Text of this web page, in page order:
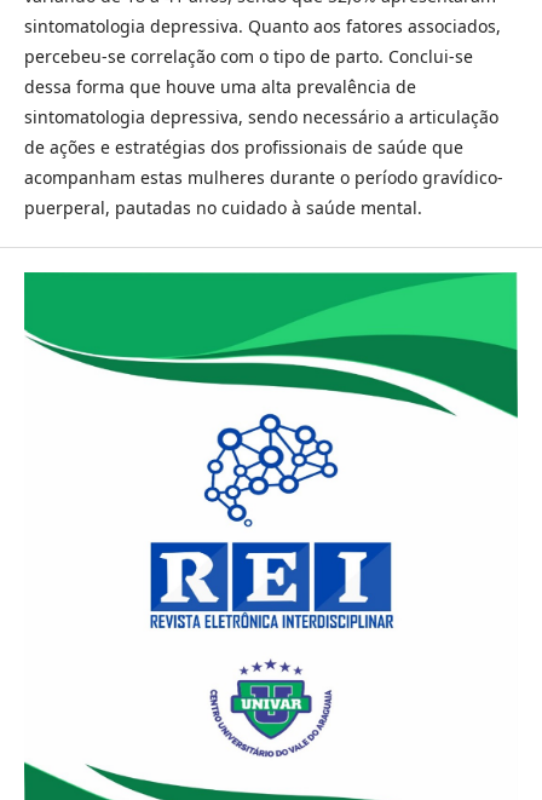
sintomatologia depressiva. Quanto aos fatores associados,
percebeu-se correlação com o tipo de parto. Conclui-se
dessa forma que houve uma alta prevalência de
sintomatologia depressiva, sendo necessário a articulação
de ações e estratégias dos profissionais de saúde que
acompanham estas mulheres durante o período gravídico-
puerperal, pautadas no cuidado à saúde mental.